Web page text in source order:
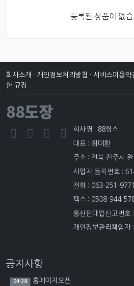
등록된 상품이 없
회사소개 · 개인정보처리방침 · 서비스이용약
한 규정
88도장
회사명 : 88씽스
대표 : 최대환
주소 : 전북 전주시
사업자 등록번호 :
전화 : 063-251-9771
팩스 : 0508-944-
통신판매업신고번
개인정보관리책임
공지사항
04-28 홈페이지오픈